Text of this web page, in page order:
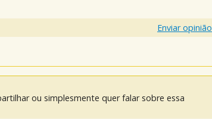
Enviar opinião
ou simplesmente quer falar sobre essa